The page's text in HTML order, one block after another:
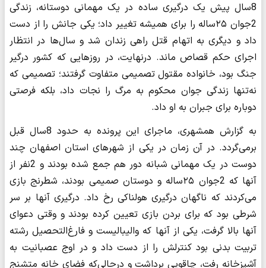
8سال پیش یک درگیری ساده در یک مهمانی دوستانه، زندگی
2جوان ۲۵ساله را برای همیشه تغییر داد؛ یکی جانش را از دست
داد و دیگری به اتهام قتل راهی زندان شد و سال‌ها در انتظار
اجرای حکم قصاص ماند. درنهایت، در روزهایی که کشور درگیر
جنگ بود، خانواده مقتول تصمیمی متفاوت گرفتند؛ تصمیمی که
نه‌تنها زندگی جوان محکوم به مرگ را نجات داد، بلکه فرصتی
دوباره برای جبران به او داد.
به گزارش همشهری، ماجرای این پرونده به حدود 8سال قبل
برمی‌گردد. در آن زمان در یکی از شهرهای استان اصفهان چند
دوست در یک مهمانی شبانه دور هم جمع شده بودند و 2نفر از
آنها که 2جوان ۲۵ساله و دوستان صمیمی بودند، شطرنج بازی
می‌کردند که ناگهان درگیری هولناکی رخ داد. درگیری آنها بر سر
شرطی بود که برای بردن بازی تعیین کرده بودند و وقتی دعوای
آنها بالا گرفت، یکی از آنها که والیبالیست و فارغ‌التحصیل رشته
تربیت بدنی بود کنترلش را از دست داد و در اوج عصبانیت به
آشپزخانه رفت، چاقویی برداشت و درحالی‌که فضای خانه متشنج